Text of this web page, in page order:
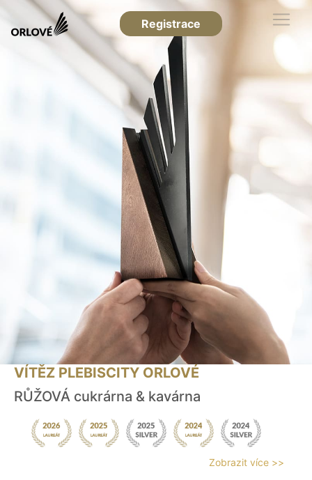
Registrace
VÍTĚZ PLEBISCITY ORLOVÉ
RŮŽOVÁ cukrárna & kavárna
Zobrazit více >>